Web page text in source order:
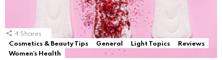
4 Shares
Cosmetics & Beauty Tips
General Light Topics
Reviews
Women's Health